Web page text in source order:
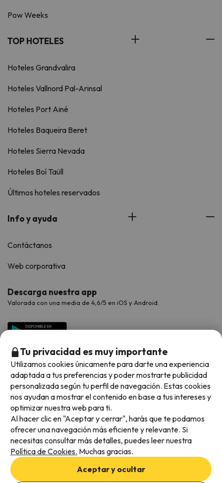
Pow Weeks
TOP HOTELES
Hoteles Grandvalira
Hoteles Vallnord Pal-Arinsal
Hoteles Port Ainé
Hoteles Baqueira Beret
Hoteles Sierra Nevada
Hoteles Boí Taüll
Últimos hoteles reservados
Info y ayuda
Contáctanos
Web corporativa
Descarga nuestra app
Valorada con una media de 4,6/5 en iOS y Android.
Métodos de pago disponibles
Condiciones generales
Privacidad de datos
Tu privacidad es muy importante
Utilizamos cookies únicamente para darte una experiencia
adaptada a tus preferencias y poder mostrarte publicidad
personalizada según tu perfil de navegación. Estas cookies
nos ayudan a mostrar el contenido en base a tus intereses y
optimizar nuestra web para ti.
Al hacer clic en "Aceptar y cerrar", harás que te podamos
ofrecer una navegación más eficiente y relevante. Si
necesitas consultar más detalles, puedes leer nuestra
Política de Cookies. Muchas gracias.
Aceptar y ocultar